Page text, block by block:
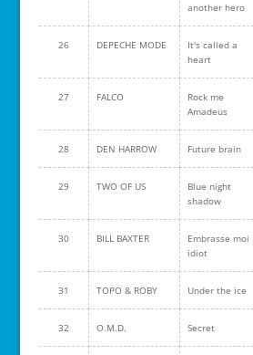
another hero
26 DEPECHE MODE
It's called a
heart
27 FALCO
Rock me
Amadeus
28 DEN HARROW Future brain
29 TWO OF US
Blue night
shadow
30 BILL BAXTER
Embrasse moi
idiot
31 TOPO & ROBY Under the ice
32 O.M.D. Secret